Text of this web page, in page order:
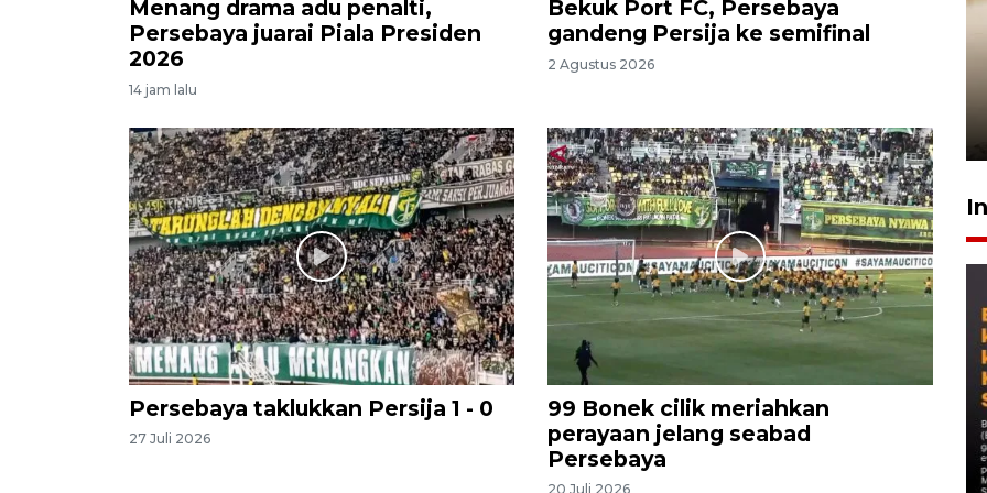
Menang drama adu penalti,
Persebaya juarai Piala Presiden
2026
14 jam lalu
Bekuk Port FC, Persebaya
gandeng Persija ke semifinal
2 Agustus 2026
Persebaya taklukkan Persija 1 - 0
27 Juli 2026
99 Bonek cilik meriahkan
perayaan jelang seabad
Persebaya
20 Juli 2026
Gabung Persebaya, striker
9 Juli 2026